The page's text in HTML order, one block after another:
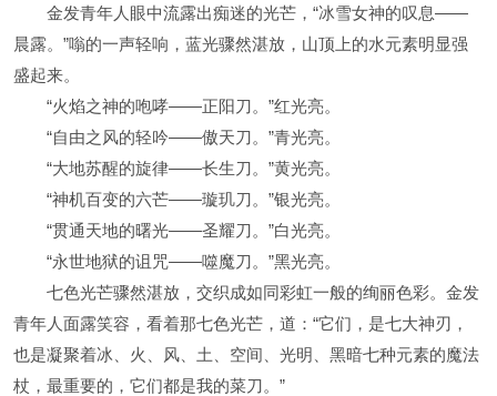
金发青年人眼中流露出痴迷的光芒，“冰雪女神的叹息——
晨露。”嗡的一声轻响，蓝光骤然湛放，山顶上的水元素明显强
盛起来。
“火焰之神的咆哮——正阳刀。”红光亮。
“自由之风的轻吟——傲天刀。”青光亮。
“大地苏醒的旋律——长生刀。”黄光亮。
“神机百变的六芒——璇玑刀。”银光亮。
“贯通天地的曙光——圣耀刀。”白光亮。
“永世地狱的诅咒——噬魔刀。”黑光亮。
七色光芒骤然湛放，交织成如同彩虹一般的绚丽色彩。金发
青年人面露笑容，看着那七色光芒，道：“它们，是七大神刃，
也是凝聚着冰、火、风、土、空间、光明、黑暗七种元素的魔法
杖，最重要的，它们都是我的菜刀。”